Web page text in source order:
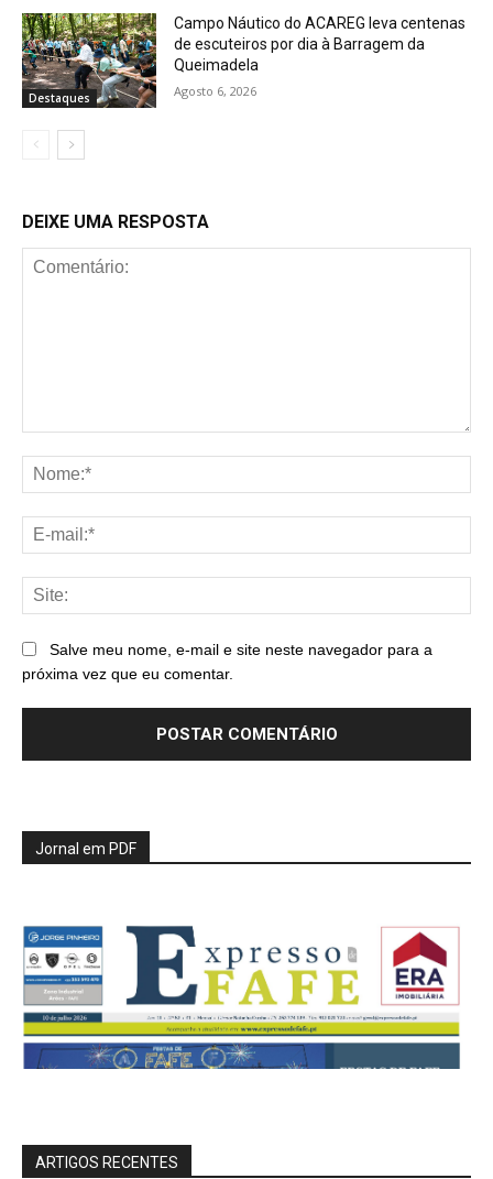
Destaques
Campo Náutico do ACAREG leva centenas
de escuteiros por dia à Barragem da
Queimadela
Agosto 6, 2026
DEIXE UMA RESPOSTA
Salve meu nome, e-mail e site neste navegador para a
próxima vez que eu comentar.
Jornal em PDF
ARTIGOS RECENTES